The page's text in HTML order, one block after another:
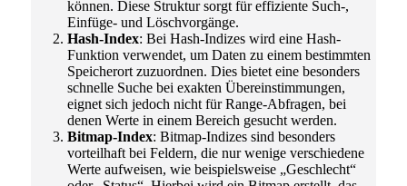
können. Diese Struktur sorgt für effiziente Such-,
Einfüge- und Löschvorgänge.
Hash-Index: Bei Hash-Indizes wird eine Hash-
Funktion verwendet, um Daten zu einem bestimmten
Speicherort zuzuordnen. Dies bietet eine besonders
schnelle Suche bei exakten Übereinstimmungen,
eignet sich jedoch nicht für Range-Abfragen, bei
denen Werte in einem Bereich gesucht werden.
Bitmap-Index: Bitmap-Indizes sind besonders
vorteilhaft bei Feldern, die nur wenige verschiedene
Werte aufweisen, wie beispielsweise „Geschlecht“